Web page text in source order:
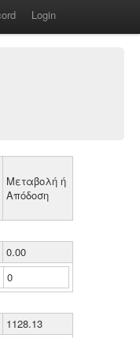
Login
Μεταβολή ή
Απόδοση
0.00
0
1128.13